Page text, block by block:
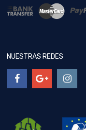
NUESTRAS REDES